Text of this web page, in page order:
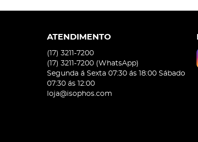
ATENDIMENTO
(17) 3211-7200
(17) 3211-7200 (WhatsApp)
Segunda á Sexta 07:30 ás 18:00 Sábado
07:30 ás 12:00
loja@isophos.com